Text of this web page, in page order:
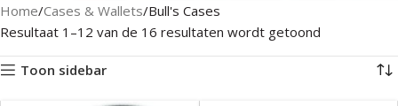
Home Cases & Wallets Bull's Cases
Resultaat 1–12 van de 16 resultaten wordt getoond
Toon sidebar